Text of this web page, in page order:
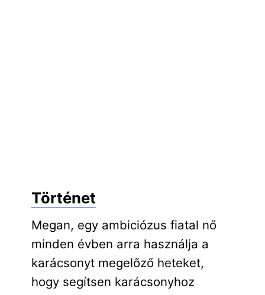
Történet
Megan, egy ambiciózus fiatal nő
minden évben arra használja a
karácsonyt megelőző heteket,
hogy segítsen karácsonyhoz